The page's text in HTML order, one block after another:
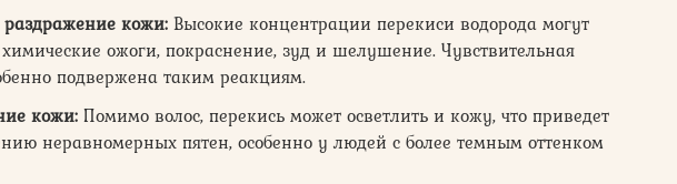
кожи: Высокие концентрации перекиси водорода могут
ожоги, покраснение, зуд и шелушение. Чувствительная
подвержена таким реакциям.
кожи: Помимо волос, перекись может осветлить и кожу, что приведет
неравномерных пятен, особенно у людей с более темным оттенком